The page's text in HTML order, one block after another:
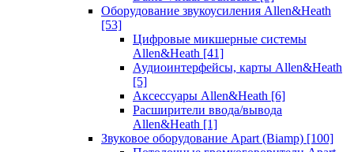
Оборудование звукоусиления Allen&Heath
[53]
Цифровые микшерные системы
Allen&Heath [41]
Аудиоинтерфейсы, карты Allen&Heath
[5]
Аксессуары Allen&Heath [6]
Расширители ввода/вывода
Allen&Heath [1]
Звуковое оборудование Apart (Biamp) [100]